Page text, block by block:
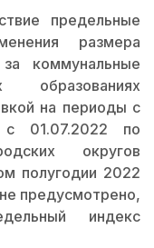
предельные
размера
коммунальные
на периоды с
01.07.2022 по
округов
полугодии 2022
предусмотрено,
индекс